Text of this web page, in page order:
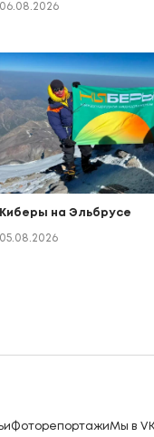
06.08.2026
Киберы на Эльбрусе
05.08.2026
ФоторепортажиМы в VK